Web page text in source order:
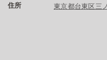
住所 東京都台東区三